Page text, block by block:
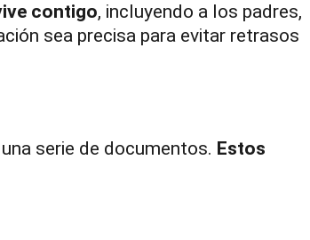
contigo, incluyendo a los padres,
sea precisa para evitar retrasos
serie de documentos. Estos